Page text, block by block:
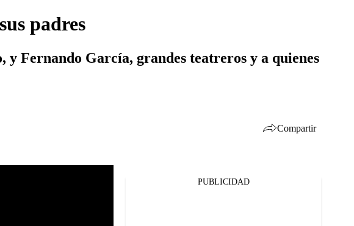
padres
Fernando García, grandes teatreros y a quienes
Compartir
PUBLICIDAD